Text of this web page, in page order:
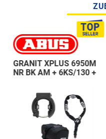
GRANIT XPLUS 6950M
NR BK AM + 6KS/130 +